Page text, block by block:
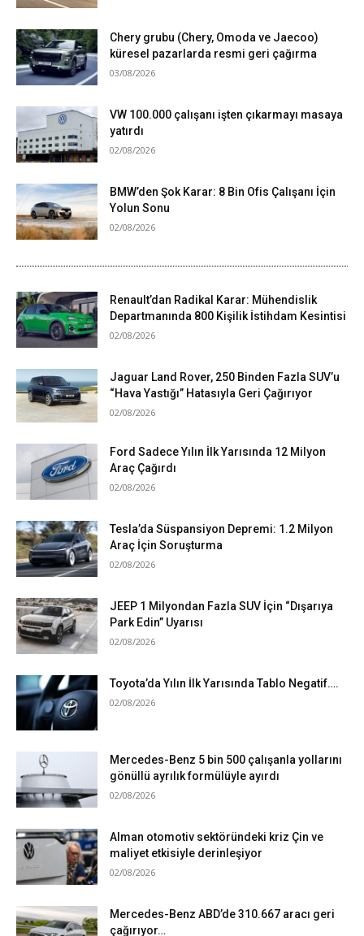
Chery grubu (Chery, Omoda ve Jaecoo)
küresel pazarlarda resmi geri çağırma
03/08/2026
VW 100.000 çalışanı işten çıkarmayı masaya
yatırdı
02/08/2026
BMW’den Şok Karar: 8 Bin Ofis Çalışanı İçin
Yolun Sonu
02/08/2026
Renault’dan Radikal Karar: Mühendislik
Departmanında 800 Kişilik İstihdam Kesintisi
02/08/2026
Jaguar Land Rover, 250 Binden Fazla SUV’u
“Hava Yastığı” Hatasıyla Geri Çağırıyor
02/08/2026
Ford Sadece Yılın İlk Yarısında 12 Milyon
Araç Çağırdı
02/08/2026
Tesla’da Süspansiyon Depremi: 1.2 Milyon
Araç İçin Soruşturma
02/08/2026
JEEP 1 Milyondan Fazla SUV İçin “Dışarıya
Park Edin” Uyarısı
02/08/2026
Toyota’da Yılın İlk Yarısında Tablo Negatif….
02/08/2026
Mercedes-Benz 5 bin 500 çalışanla yollarını
gönüllü ayrılık formülüyle ayırdı
02/08/2026
Alman otomotiv sektöründeki kriz Çin ve
maliyet etkisiyle derinleşiyor
02/08/2026
Mercedes-Benz ABD’de 310.667 aracı geri
çağırıyor…